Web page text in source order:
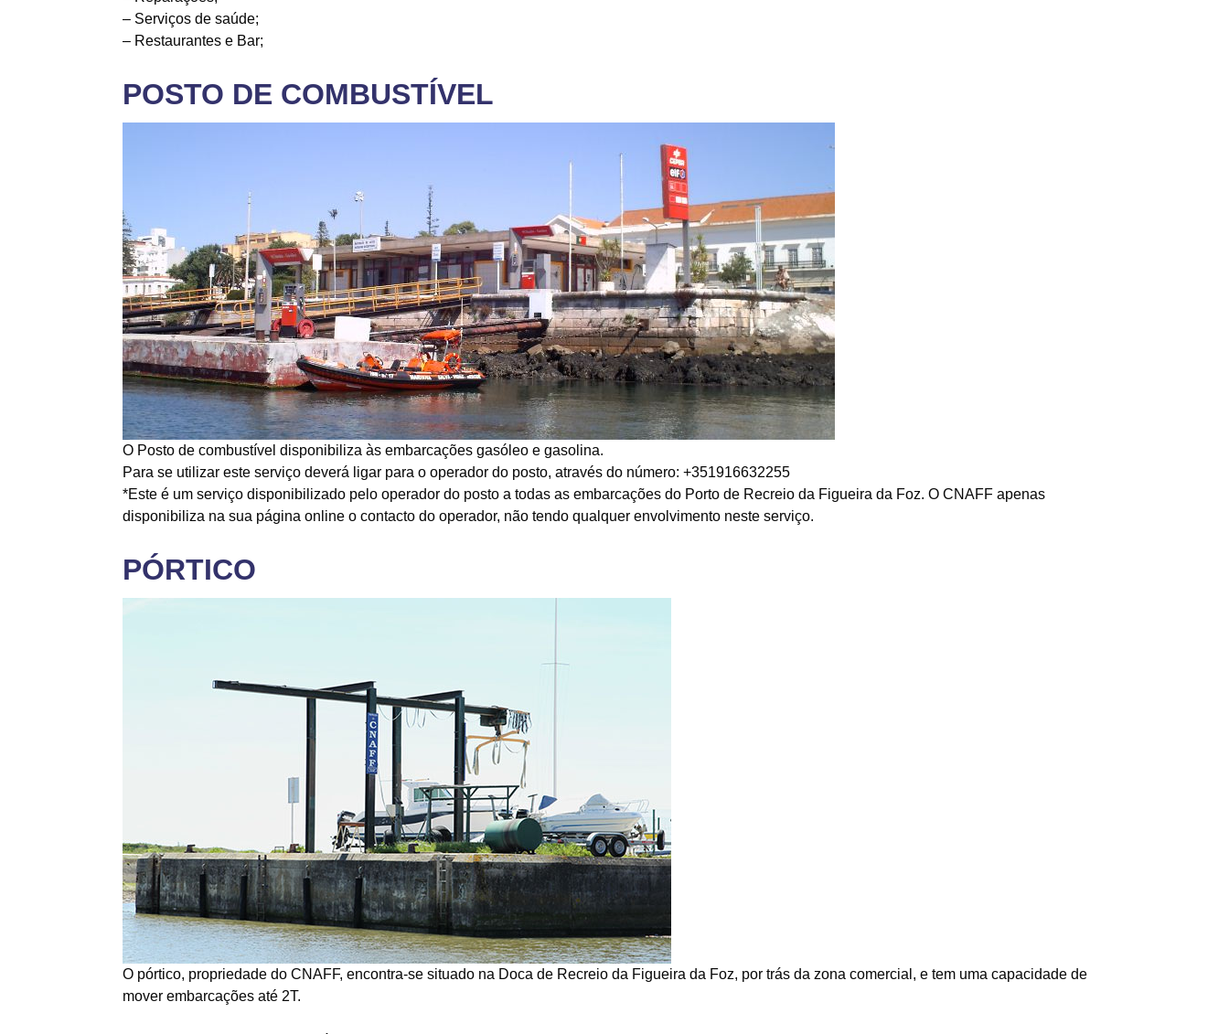
– Serviços de saúde;
– Restaurantes e Bar;
POSTO DE COMBUSTÍVEL
O Posto de combustível disponibiliza às embarcações gasóleo e gasolina.
Para se utilizar este serviço deverá ligar para o operador do posto, através do número: +351916632255
*Este é um serviço disponibilizado pelo operador do posto a todas as embarcações do Porto de Recreio da Figueira da Foz. O CNAFF apenas
disponibiliza na sua página online o contacto do operador, não tendo qualquer envolvimento neste serviço.
PÓRTICO
O pórtico, propriedade do CNAFF, encontra-se situado na Doca de Recreio da Figueira da Foz, por trás da zona comercial, e tem uma capacidade de
mover embarcações até 2T.